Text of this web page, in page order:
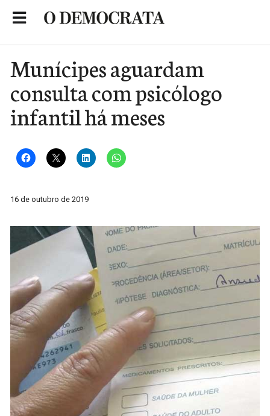
Munícipes aguardam
consulta com psicólogo
infantil há meses
16 de outubro de 2019